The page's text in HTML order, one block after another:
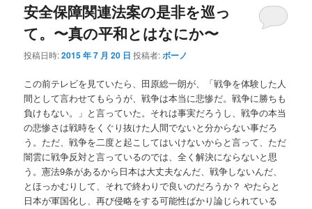
安全保障関連法案の是非を巡っ
て。〜真の平和とはなにか〜
投稿日時:2015 年 7 月 20 日 投稿者:ボーノ
この前テレビを見ていたら、田原総一朗が、「戦争を体験した人
間として言わせてもらうが、戦争は本当に悲惨だ。戦争に勝ちも
負けもない。」と言っていた。それは事実だろうし、戦争の本当
の悲惨さは戦時をくぐり抜けた人間でないと分からない事だろ
う。ただ、戦争を二度と起こしてはいけないからと言って、ただ
闇雲に戦争反対と言っているのでは、全く解決にならないと思
う。憲法9条があるから日本は大丈夫なんだ、戦争しないんだ、
とほっかむりして、それで終わりで良いのだろうか？ やたらと
日本が軍国化し、再び侵略をする可能性ばかり論じられている